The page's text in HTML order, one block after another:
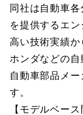
同社は自動車各
を提供するエン
高い技術実績か
ホンダなどの
自動車部品メ
す。
【モデルベー